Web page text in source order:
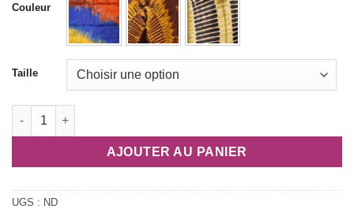
Couleur
Taille
quantité de Ensemble 3 pièces "Zak-Vis-Bill" en bazin africain
AJOUTER AU PANIER
UGS : ND